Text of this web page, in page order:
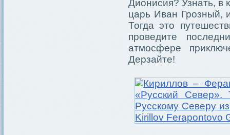
Дионисия? Узнать, в
царь Иван Грозный,
Тогда это
проведите
атмосфере
Дерзайте!